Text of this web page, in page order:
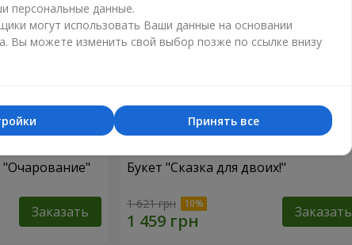
"Очарование"
Заказать
Букет "Сказка для двоих!"
1 621 грн Заказать
персональные данные.
могут использовать Ваши данные на основании
Вы можете изменить свой выбор позже по ссылке внизу
Принять все